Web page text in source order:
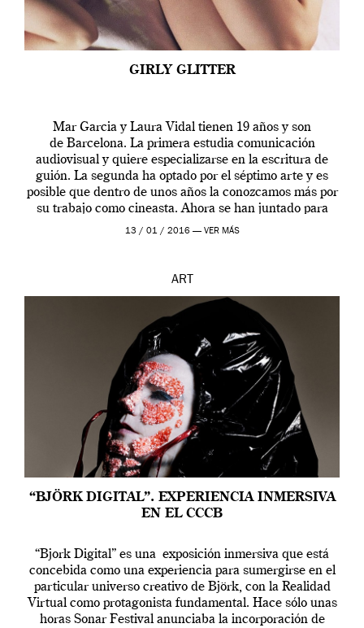
GIRLY GLITTER
Mar Garcia y Laura Vidal tienen 19 años y son
de Barcelona. La primera estudia comunicación
audiovisual y quiere especializarse en la escritura de
guión. La segunda ha optado por el séptimo arte y es
posible que dentro de unos años la conozcamos más por
su trabajo como cineasta. Ahora se han juntado para
contarnos una […]
13 / 01 / 2016 — VER MÁS
ART
“BJÖRK DIGITAL”. EXPERIENCIA INMERSIVA
EN EL CCCB
“Bjork Digital” es una exposición inmersiva que está
concebida como una experiencia para sumergirse en el
particular universo creativo de Björk, con la Realidad
Virtual como protagonista fundamental. Hace sólo unas
horas Sonar Festival anunciaba la incorporación de